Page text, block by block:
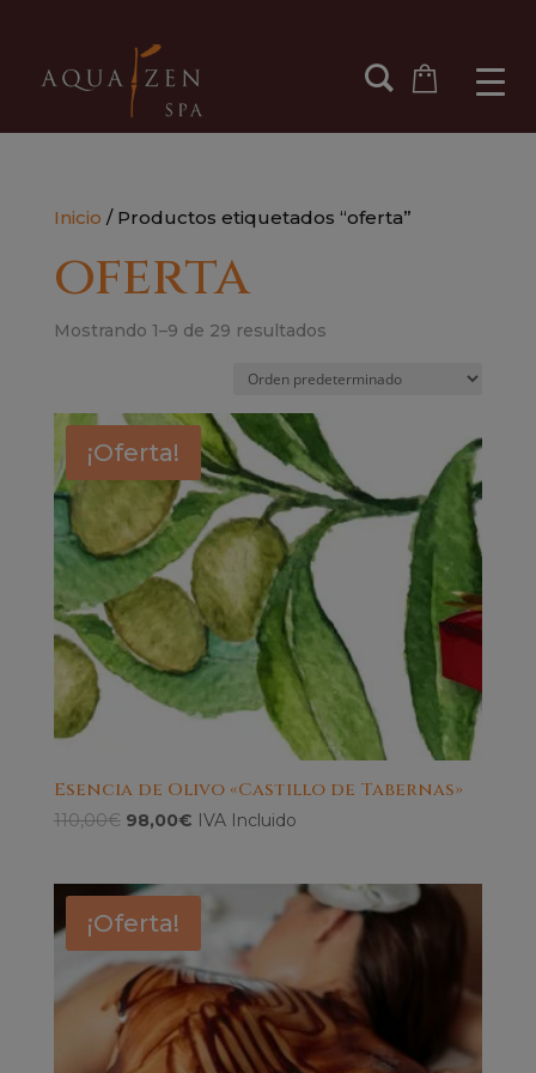
Inicio / Productos etiquetados “oferta”
oferta
Mostrando 1–9 de 29 resultados
¡Oferta!
Esencia de Olivo «Castillo de Tabernas»
110,00€ El
era:
110,00€.
98,00€El
es:
98,00€.
IVA Incluido
¡Oferta!